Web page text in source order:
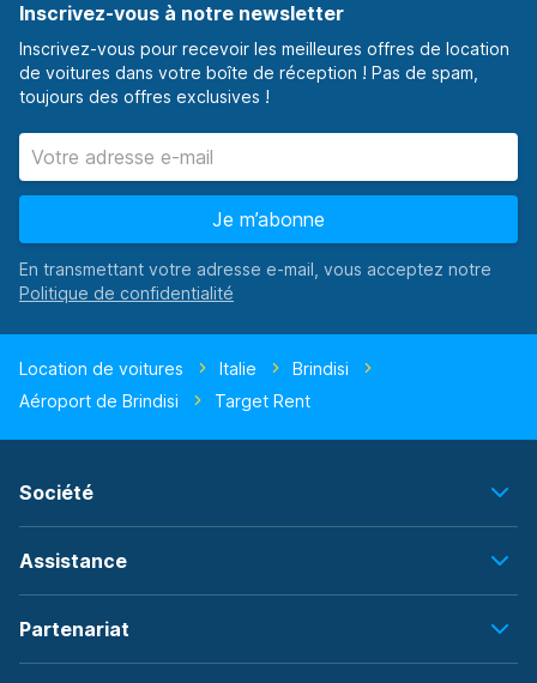
Inscrivez-vous à notre newsletter
Inscrivez-vous pour recevoir les meilleures offres de location
de voitures dans votre boîte de réception ! Pas de spam,
toujours des offres exclusives !
Je m’abonne
En transmettant votre adresse e-mail, vous acceptez notre
Location de voitures Italie
Brindisi
Aéroport de Brindisi
Target Rent
Société
Assistance
Partenariat